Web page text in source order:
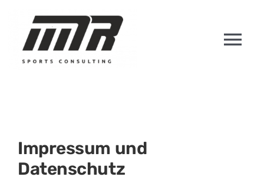
springen
SPIELER
Impressum und
Datenschutz